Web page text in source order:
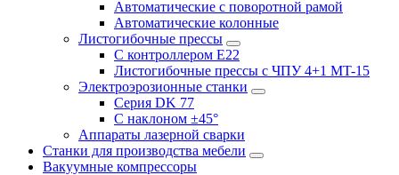
Автоматические с поворотной рамой
Автоматические колонные
Листогибочные прессы
С контроллером E22
Листогибочные прессы с ЧПУ 4+1 MT-15
Электроэрозионные станки
Серия DK 77
С наклоном ±45°
Аппараты лазерной сварки
Станки для производства мебели
Вакуумные компрессоры